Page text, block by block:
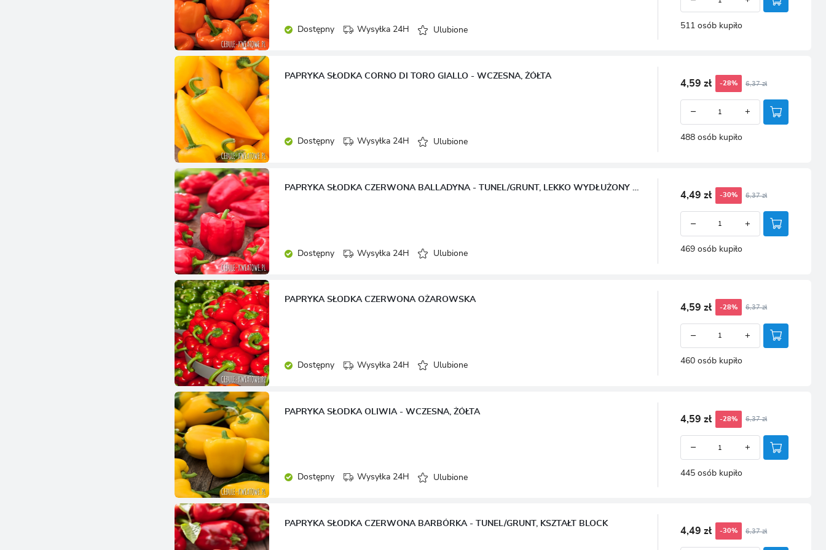
Dostępny Wysyłka 24H Ulubione 511 osób kupiło
PAPRYKA SŁODKA CORNO DI TORO GIALLO - WCZESNA, ŻÓŁTA
Dostępny Wysyłka 24H Ulubione
4,59 zł -28% 6,37 zł
488 osób kupiło
PAPRYKA SŁODKA CZERWONA BALLADYNA - TUNEL/GRUNT, LEKKO WYDŁUŻONY BLOCK
Dostępny Wysyłka 24H Ulubione
4,49 zł -30% 6,37 zł
469 osób kupiło
PAPRYKA SŁODKA CZERWONA OŻAROWSKA
Dostępny Wysyłka 24H Ulubione
4,59 zł -28% 6,37 zł
460 osób kupiło
PAPRYKA SŁODKA OLIWIA - WCZESNA, ŻÓŁTA
Dostępny Wysyłka 24H Ulubione
4,59 zł -28% 6,37 zł
445 osób kupiło
PAPRYKA SŁODKA CZERWONA BARBÓRKA - TUNEL/GRUNT, KSZTAŁT BLOCK
4,49 zł -30% 6,37 zł